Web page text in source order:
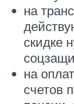
на
скидке
на
счетов